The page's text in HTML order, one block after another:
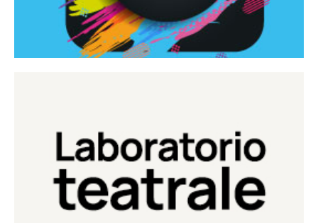
Laboratorio Teatrale
Laboratorio di teatro del Teatro Eduardo de Filippo
Continua